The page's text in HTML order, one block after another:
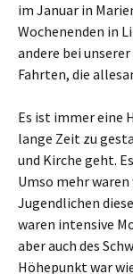
im Januar in
Wochenenden in
andere bei
Fahrten, die
Es ist immer eine
lange Zeit zu
und Kirche geht.
Umso mehr
Jugendlichen
waren intensive
aber auch des
Höhepunkt war